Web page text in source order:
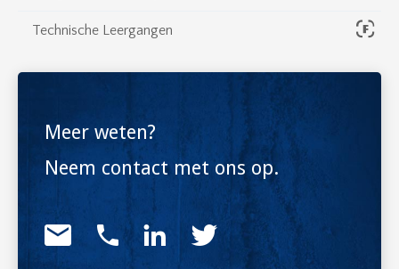
Technische Leergangen
Meer weten?
Neem contact met ons op.